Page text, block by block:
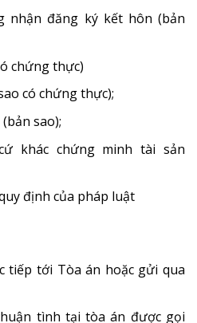
nhận đăng ký kết hôn (bản
chứng thực)
có chứng thực);
sao);
khác chứng minh tài sản
định của pháp luật
tiếp tới Tòa án hoặc gửi qua
tình tại tòa án được gọi